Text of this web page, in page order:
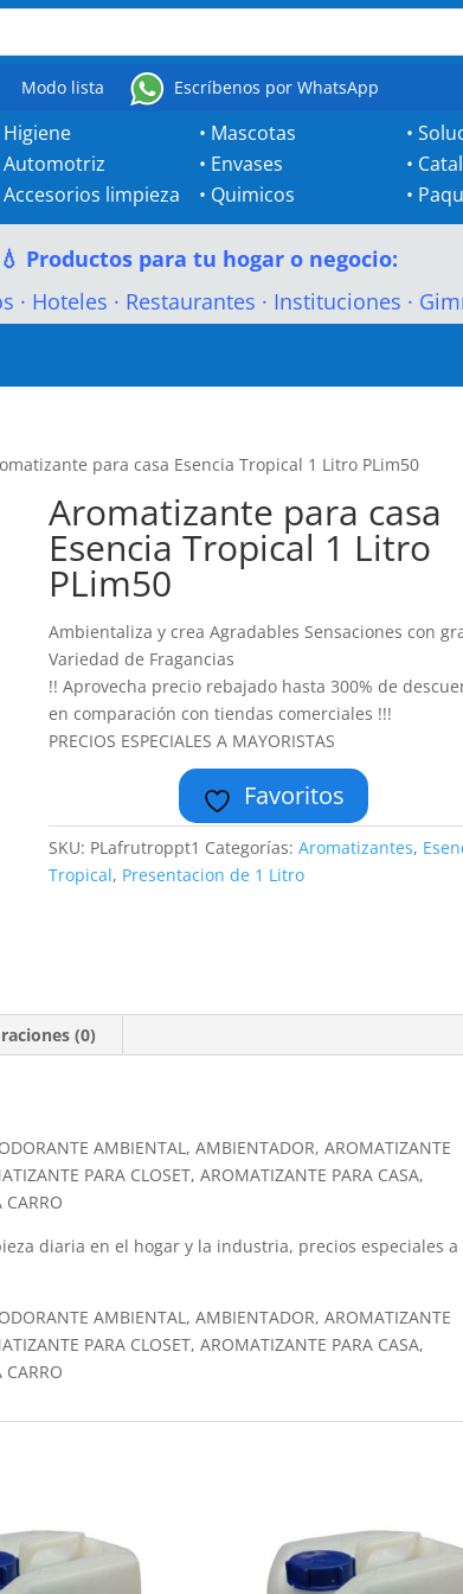
Modo lista Escríbenos por WhatsApp
Higiene
Automotriz
Accesorios limpieza
• Mascotas
• Envases
• Quimicos
•
•
•
💧 Productos para tu hogar o negocio:
· Hoteles · Restaurantes · Instituciones ·
para casa Esencia Tropical 1 Litro PLim50
Aromatizante para casa
Esencia Tropical 1 Litro
PLim50
Ambientaliza y crea Agradables Sensaciones con
Variedad de Fragancias
!! Aprovecha precio rebajado hasta 300% de
en comparación con tiendas comerciales !!!
PRECIOS ESPECIALES A MAYORISTAS
Favoritos
SKU: PLafrutroppt1 Categorías:Aromatizantes,
Tropical, Presentacion de 1 Litro
(0)
AMBIENTAL, AMBIENTADOR, AROMATIZANTE
PARA CLOSET, AROMATIZANTE PARA CASA,
diaria en el hogar y la industria, precios especiales a
AMBIENTAL, AMBIENTADOR, AROMATIZANTE
PARA CLOSET, AROMATIZANTE PARA CASA,